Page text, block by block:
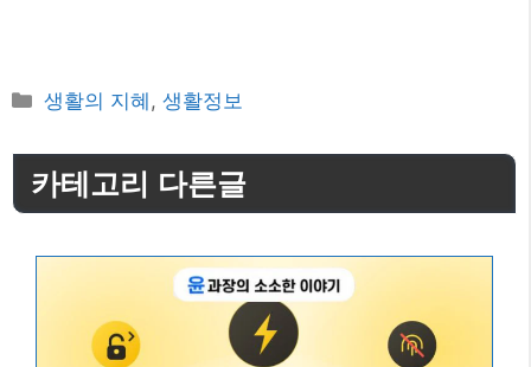
카
고
리
생활의 지혜 ,생활정보
카테고리 다른글